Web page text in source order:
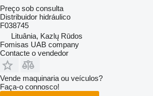
Preço sob consulta
Distribuidor hidráulico
F038745
Lituânia, Kazlų Rūdos
Fomisas UAB company
Contacte o vendedor
Vende maquinaria ou veículos?
Faça-o connosco!